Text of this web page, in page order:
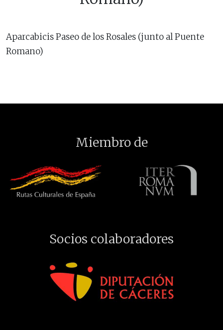
Aparcabicis Paseo de los Rosales (junto al Puente
Romano)
Miembro de
Socios colaboradores